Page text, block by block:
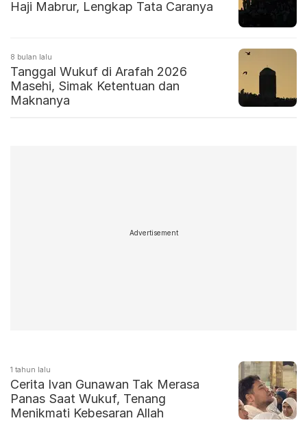
Haji Mabrur, Lengkap Tata Caranya
8 bulan lalu
Tanggal Wukuf di Arafah 2026
Masehi, Simak Ketentuan dan
Maknanya
Advertisement
1 tahun lalu
Cerita Ivan Gunawan Tak Merasa
Panas Saat Wukuf, Tenang
Menikmati Kebesaran Allah